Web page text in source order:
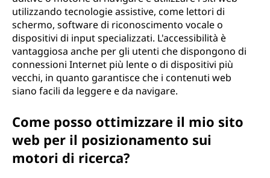
utilizzando tecnologie assistive, come lettori di
schermo, software di riconoscimento vocale o
dispositivi di input specializzati. L'accessibilità è
vantaggiosa anche per gli utenti che dispongono di
connessioni Internet più lente o di dispositivi più
vecchi, in quanto garantisce che i contenuti web
siano facili da leggere e da navigare.
Come posso ottimizzare il mio sito
web per il posizionamento sui
motori di ricerca?